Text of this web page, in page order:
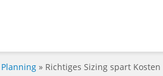
» Richtiges Sizing spart Kosten